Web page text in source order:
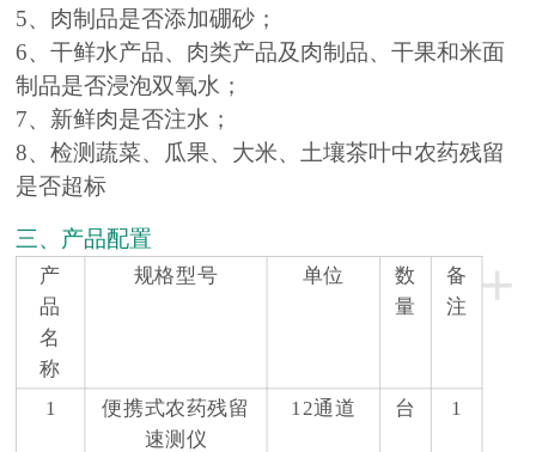
5、肉制品是否添加硼砂；
6、干鲜水产品、肉类产品及肉制品、干果和米面
制品是否浸泡双氧水；
7、新鲜肉是否注水；
8、检测蔬菜、瓜果、大米、土壤茶叶中农药残留
是否超标
三、产品配置
+
产
品
名
称
规格型号 单位 数
量
备
注
1
便携式农药残留
速测仪
12通道 台 1